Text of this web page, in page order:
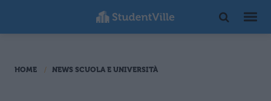
HOME NEWS SCUOLA E UNIVERSITÀ